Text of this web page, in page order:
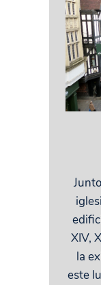
XIV,
la
este